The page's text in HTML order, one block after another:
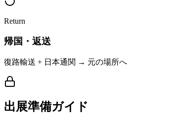
Return
帰国・返送
復路輸送 + 日本通関 → 元の場所へ
出展準備ガイド